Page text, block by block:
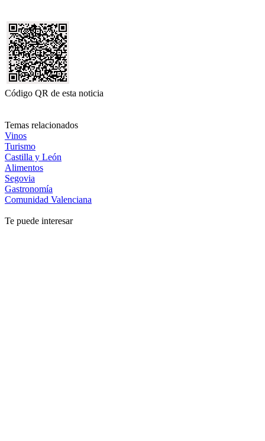
Código QR de esta noticia
Temas relacionados
Vinos
Turismo
Castilla y León
Alimentos
Segovia
Gastronomía
Comunidad Valenciana
Te puede interesar